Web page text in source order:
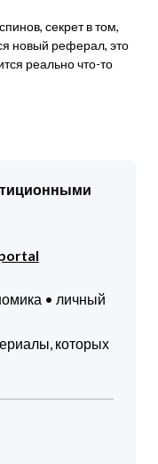
секрет в том,
новый реферал, это
реально что-то
• личный
которых